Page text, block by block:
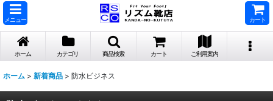
メニュー カート
ホーム カテゴリ 商品検索 カート ご利用案内
ホーム > 新着商品 > 防水ビジネス